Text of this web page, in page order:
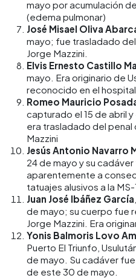
mayo por acumulación
(edema pulmonar)
José Misael Oliva
mayo; fue trasladado
Jorge Mazzini.
Elvis Ernesto Castillo
mayo. Era originario de
reconocido en el hospital
Romeo Mauricio
capturado el 15 de abril
era trasladado del penal
Mazzini
Jesús Antonio Navarro
24 de mayo y su
aparentemente a
tatuajes alusivos a la MS-
Juan José Ibáñez García
de mayo; su cuerpo fue
Jorge Mazzini. Era
Yonis Balmoris Lovo
Puerto El Triunfo,
de mayo. Su cadáver
de este 30 de mayo.